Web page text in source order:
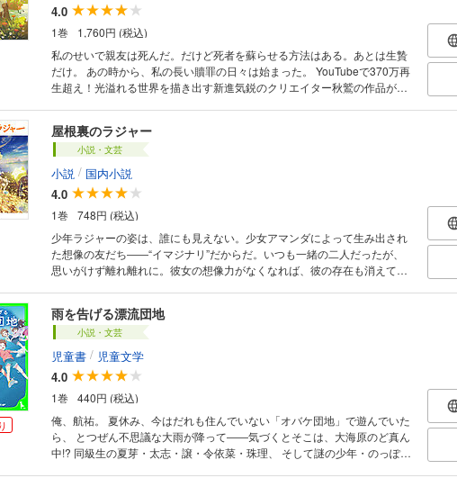
4.0
1巻
1,760円 (税込)
私のせいで親友は死んだ。だけど死者を蘇らせる方法はある。あとは生贄
だけ。 あの時から、私の長い贖罪の日々は始まった。 YouTubeで370万再
生超え！光溢れる世界を描き出す新進気鋭のクリエイター秋鷲の作品が小
生きる街、ウルガルズ。 魔法学校に通うベナ、サラ、そしてネモラは、禁
断の魔法が書かれた本を見つける。 その本いわく、想い人に会えるという
『魔女の涙』がウルガルズの大樹にあるという。 興味津々の彼女たちは、
三人は一緒に大樹へ向かうが、そこには危険が潜んでいて…。 これは切な
くて寂しい、「死者を蘇らせる禁忌術」と３人の魔女と生贄の少年の物
語。
屋根裏のラジャー
小説・文芸
小説 / 国内小説
4.0
1巻
748円 (税込)
少年ラジャーの姿は、誰にも見えない。少女アマンダによって生み出され
た想像の友だち――“イマジナリ”だからだ。いつも一緒の二人だったが、
思いがけず離れ離れに。彼女の想像力がなくなれば、彼の存在も消えてし
救う戦いに挑む。スタジオポノックが贈る感動超大作ノベライズ！
雨を告げる漂流団地
小説・文芸
児童書 / 児童文学
4.0
1巻
440円 (税込)
俺、航祐。 夏休み、今はだれも住んでいない「オバケ団地」で遊んでいた
ら、 とつぜん不思議な大雨が降って――気づくとそこは、大海原のど真ん
中!? 同級生の夏芽・太志・譲・令依菜・珠理、 そして謎の少年・のっぽ